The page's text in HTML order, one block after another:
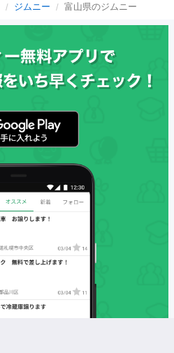
ジムニー 富山県のジムニー